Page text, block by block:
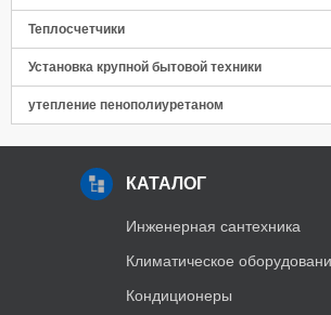
Теплосчетчики
Установка крупной бытовой техники
утепление пенополиуретаном
КАТАЛОГ
Инженерная сантехника
Климатическое
Кондиционеры